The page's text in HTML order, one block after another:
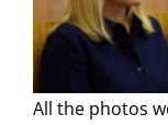
All the photos